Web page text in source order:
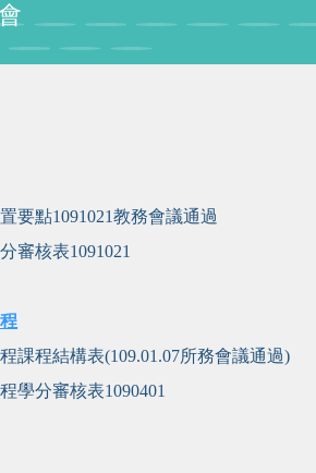
要點1091021教務會議通過
審核表1091021
課程結構表(109.01.07所務會議通過)
學分審核表1090401